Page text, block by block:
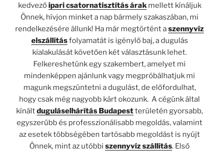
kedvezőipari csatornatisztítás árakmellett kínáljuk
Önnek, hívjon minket a nap bármely szakaszában, mi
rendelkezésére állunk! Ha már megtörtént aszennyvíz
elszállításfolyamatát is igénylő baj, a dugulás
kialakulását követően két választásunk lehet.
Felkereshetünk egy szakembert, amelyet mi
mindenképpen ajánlunk vagy megpróbálhatjuk mi
magunk megszüntetni a dugulást, de előfordulhat,
hogy csak még nagyobb kárt okozunk. A cégünk által
kínáltduguláselhárítás Budapestterületén gyorsabb,
egyszerűbb és professzionálisabb megoldás, valamint
az esetek többségében tartósabb megoldást is nyújt
Önnek, mint az utóbbi szennyvíz szállítás. Első